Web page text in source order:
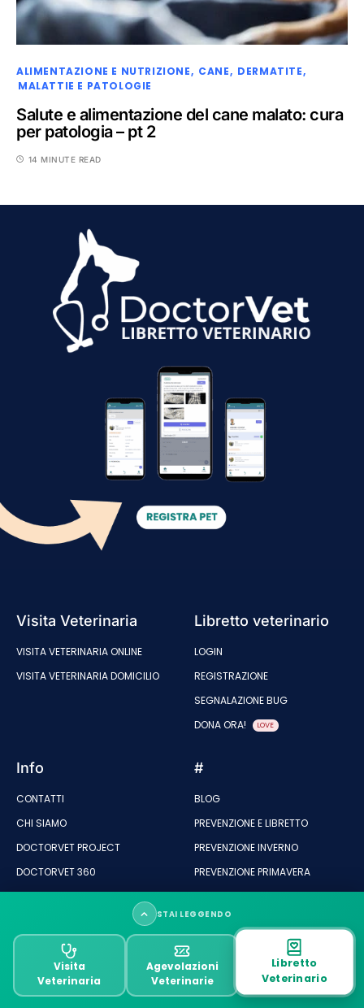
ALIMENTAZIONE E NUTRIZIONE CANE
DERMATITE
MALATTIE E PATOLOGIE
Salute e alimentazione del cane malato: cura
per patologia – pt 2
14 MINUTE READ
Visita Veterinaria
VISITA VETERINARIA ONLINE
VISITA VETERINARIA DOMICILIO
Libretto veterinario
LOGIN
REGISTRAZIONE
SEGNALAZIONE BUG
DONA ORA!
LOVE
Info
CONTATTI
CHI SIAMO
DOCTORVET PROJECT
DOCTORVET 360
MAPPA DEL SITO
POLICY PRIVACY
TRATTAMENTO DATI PERSONALI
#
BLOG
PREVENZIONE E LIBRETTO
PREVENZIONE INVERNO
PREVENZIONE PRIMAVERA
PREVENZIONE ESTATE
PREVENZIONE AUTUNNO
ADULTO
ANZIANO
STAI LEGGENDO
L’oraziolo nel cane
Cos’è l’orzaiolo
Visita
Veterinaria
Agevolazioni
Veterinarie
Libretto
Veterinario